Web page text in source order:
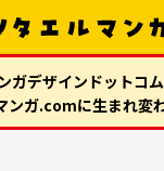
ガデザインドットコム
ンガ.comに生まれ変